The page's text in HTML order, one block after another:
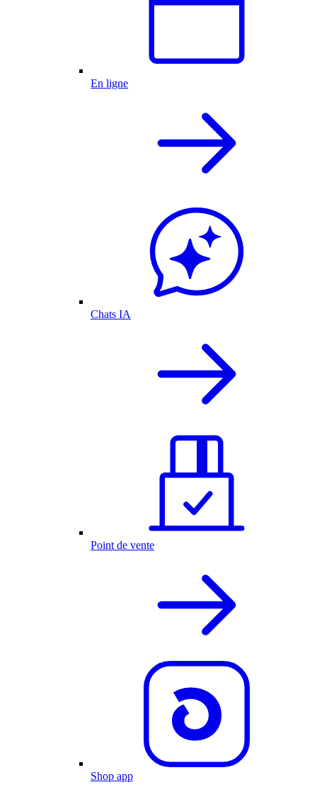
En ligne
Chats IA
Point de vente
Shop app